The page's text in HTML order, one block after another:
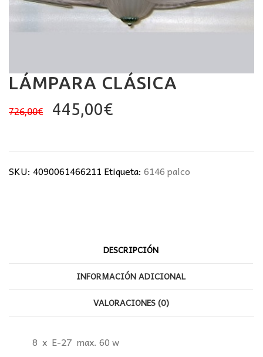
LÁMPARA CLÁSICA
726,00€
El
era:
726,00€.
445,00€El
es:
445,00€.
SKU: 4090061466211 Etiqueta: 6146 palco
DESCRIPCIÓN
INFORMACIÓN ADICIONAL
VALORACIONES (0)
8 x E-27 max. 60 w